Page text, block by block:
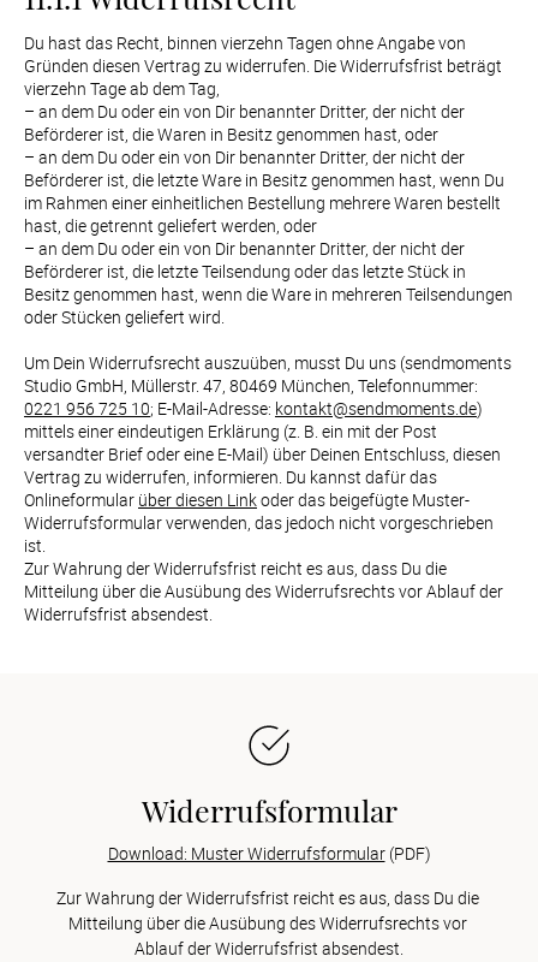
Du hast das Recht, binnen vierzehn Tagen ohne Angabe von
Gründen diesen Vertrag zu widerrufen. Die Widerrufsfrist beträgt
vierzehn Tage ab dem Tag,
– an dem Du oder ein von Dir benannter Dritter, der nicht der
Beförderer ist, die Waren in Besitz genommen hast, oder
– an dem Du oder ein von Dir benannter Dritter, der nicht der
Beförderer ist, die letzte Ware in Besitz genommen hast, wenn Du
im Rahmen einer einheitlichen Bestellung mehrere Waren bestellt
hast, die getrennt geliefert werden, oder
– an dem Du oder ein von Dir benannter Dritter, der nicht der
Beförderer ist, die letzte Teilsendung oder das letzte Stück in
Besitz genommen hast, wenn die Ware in mehreren Teilsendungen
oder Stücken geliefert wird.
Um Dein Widerrufsrecht auszuüben, musst Du uns (sendmoments
0221 956 725 10; E-Mail-Adresse: kontakt@sendmoments.de)
mittels einer eindeutigen Erklärung (z. B. ein mit der Post
versandter Brief oder eine E-Mail) über Deinen Entschluss, diesen
Vertrag zu widerrufen, informieren. Du kannst dafür das
Onlineformular über diesen Link oder das beigefügte Muster-
Widerrufsformular verwenden, das jedoch nicht vorgeschrieben
ist.
Zur Wahrung der Widerrufsfrist reicht es aus, dass Du die
Mitteilung über die Ausübung des Widerrufsrechts vor Ablauf der
Widerrufsfrist absendest.
Widerrufsformular
Download: Muster Widerrufsformular
Zur Wahrung der Widerrufsfrist reicht es aus, dass Du die
Mitteilung über die Ausübung des Widerrufsrechts vor
Ablauf der Widerrufsfrist absendest.